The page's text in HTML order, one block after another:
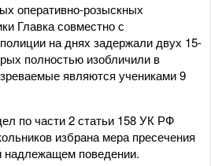
оперативно-розыскных
Главка совместно с
на днях задержали двух 15-
полностью изобличили в
являются учениками 9
по части 2 статьи 158 УК РФ
избрана мера пресечения
надлежащем поведении.